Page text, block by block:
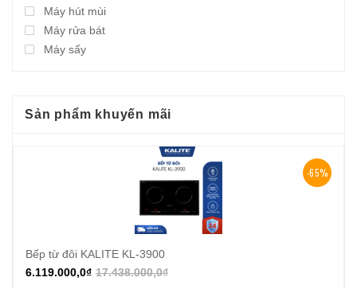
Máy hút mùi
Máy rửa bát
Máy sấy
Sản phẩm khuyến mãi
-65%
Bếp từ đôi KALITE KL-3900
17.438.000,0₫
6.119.000,0₫